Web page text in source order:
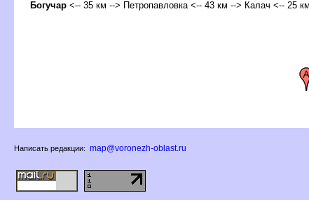
Богучар <-- 35 км --> Петропавловка <-- 43 км --> Калач <-- 25
Написать редакции: map@voronezh-oblast.ru